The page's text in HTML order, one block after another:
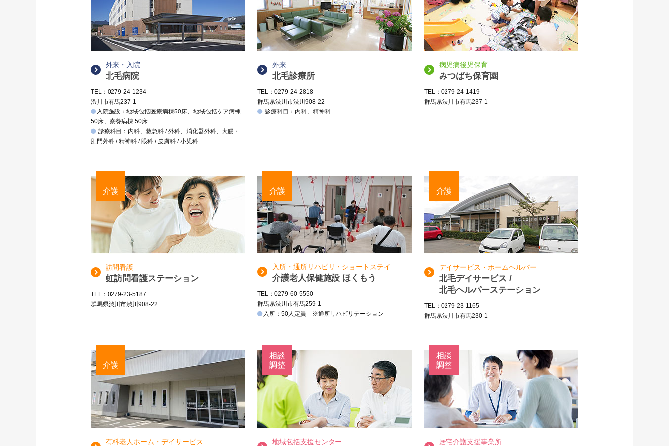
外来・入院
北毛病院
TEL：0279-24-1234
渋川市有馬237-1
入院施設：地域包括医療病棟50床、地域包括ケア病棟
50床、療養病棟 50床
診療科目：内科、救急科 / 外科、消化器外科、大腸・
肛門外科 / 精神科 / 眼科 / 皮膚科 / 小児科
外来
北毛診療所
TEL：0279-24-2818
群馬県渋川市渋川908-22
診療科目：内科、精神科
病児病後児保育
みつばち保育園
TEL：0279-24-1419
群馬県渋川市有馬237-1
介護
訪問看護
虹訪問看護ステーション
TEL：0279-23-5187
群馬県渋川市渋川908-22
介護
入所・通所リハビリ・ショートステイ
介護老人保健施設 ほくもう
TEL：0279-60-5550
群馬県渋川市有馬259-1
入所：50人定員 ※通所リハビリテーション
介護
デイサービス・ホームヘルパー
北毛デイサービス /
北毛ヘルパーステーション
TEL：0279-23-1165
群馬県渋川市有馬230-1
介護
有料老人ホーム・デイサービス
相談
調整
地域包括支援センター
相談
調整
居宅介護支援事業所